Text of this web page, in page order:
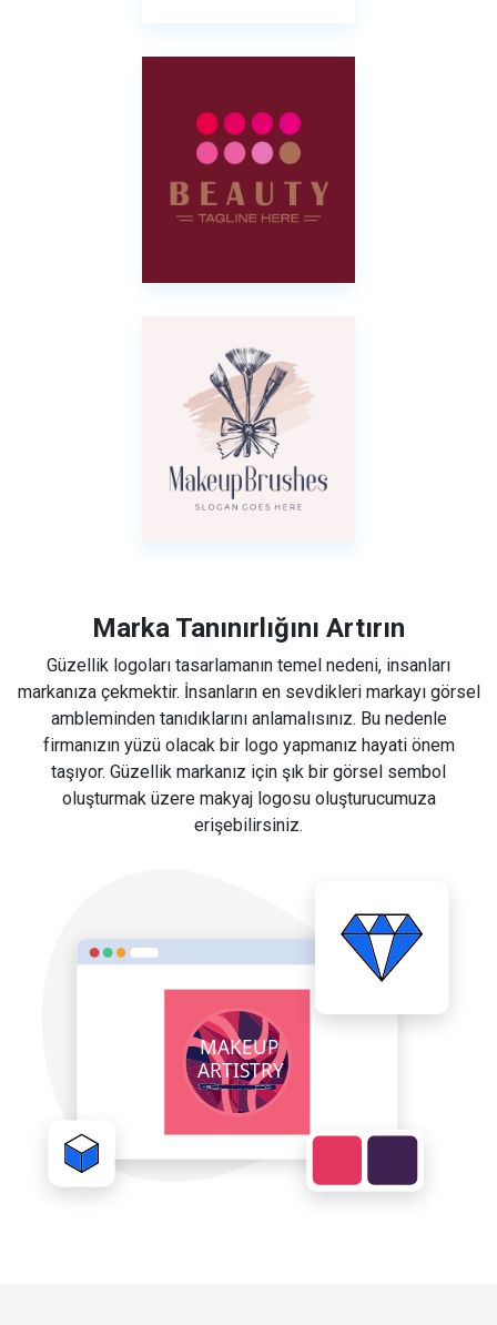
Marka Tanınırlığını Artırın
Güzellik logoları tasarlamanın temel nedeni, insanları
markanıza çekmektir. İnsanların en sevdikleri markayı görsel
ambleminden tanıdıklarını anlamalısınız. Bu nedenle
firmanızın yüzü olacak bir logo yapmanız hayati önem
taşıyor. Güzellik markanız için şık bir görsel sembol
oluşturmak üzere makyaj logosu oluşturucumuza
erişebilirsiniz.